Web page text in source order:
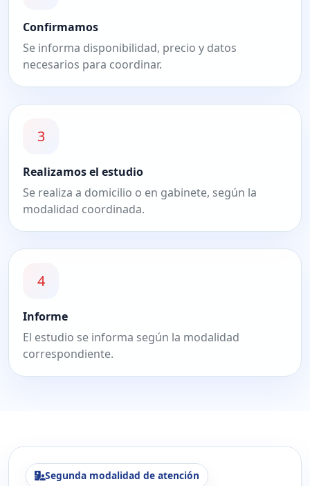
Confirmamos
Se informa disponibilidad, precio y datos
necesarios para coordinar.
3
Realizamos el estudio
Se realiza a domicilio o en gabinete, según la
modalidad coordinada.
4
Informe
El estudio se informa según la modalidad
correspondiente.
Segunda modalidad de atención